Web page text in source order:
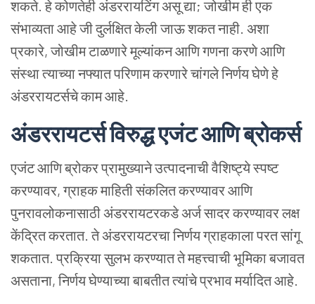
शकते.हेकोणतेहीअंडररायटिंगअसूद्या;जोखीमहीएक
संभाव्यताआहेजीदुर्लक्षितकेलीजाऊशकतनाही. अशा
प्रकारे,जोखीमटाळणारेमूल्यांकनआणिगणनाकरणेआणि
संस्थात्याच्यानफ्यातपरिणामकरणारेचांगलेनिर्णयघेणेहे
अंडररायटर्सचेकामआहे.
अंडररायटर्सविरुद्धएजंटआणिब्रोकर्स
एजंटआणिब्रोकरप्रामुख्यानेउत्पादनाचीवैशिष्ट्येस्पष्ट
करण्यावर,ग्राहकमाहितीसंकलितकरण्यावरआणि
पुनरावलोकनासाठीअंडररायटरकडेअर्जसादरकरण्यावरलक्ष
केंद्रितकरतात.तेअंडररायटरचानिर्णयग्राहकालापरतसांगू
शकतात.प्रक्रियासुलभकरण्याततेमहत्त्वाचीभूमिकाबजावत
असताना,निर्णयघेण्याच्याबाबतीतत्यांचेप्रभावमर्यादितआहे.